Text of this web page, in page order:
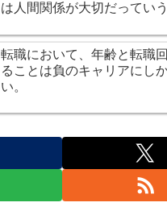
は人間関係が大切だっていう
転職において、年齢と転職
ることは負のキャリアにし
い。